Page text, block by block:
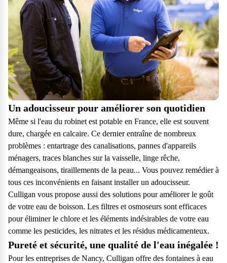
Un adoucisseur pour améliorer son quotidien
Même si l'eau du robinet est potable en France, elle est souvent
dure, chargée en calcaire. Ce dernier entraîne de nombreux
problèmes : entartrage des canalisations, pannes d'appareils
ménagers, traces blanches sur la vaisselle, linge rêche,
démangeaisons, tiraillements de la peau... Vous pouvez remédier à
tous ces inconvénients en faisant installer un adoucisseur.
Culligan vous propose aussi des solutions pour améliorer le goût
de votre eau de boisson. Les filtres et osmoseurs sont efficaces
pour éliminer le chlore et les éléments indésirables de votre eau
comme les pesticides, les nitrates et les résidus médicamenteux.
Pureté et sécurité, une qualité de l'eau inégalée !
Pour les entreprises de Nancy, Culligan offre des fontaines à eau